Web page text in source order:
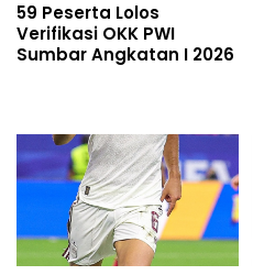
59 Peserta Lolos
Verifikasi OKK PWI
Sumbar Angkatan I 2026